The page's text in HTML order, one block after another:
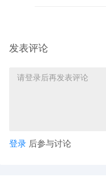
发表评论
登录 后参与讨论